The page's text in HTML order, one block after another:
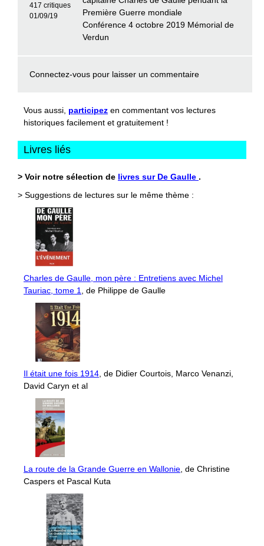
417 critiques
01/09/19
Première Guerre mondiale
Conférence 4 octobre 2019 Mémorial de
Verdun
Connectez-vous pour laisser un commentaire
Vous aussi, participez en commentant vos lectures
historiques facilement et gratuitement !
Livres liés
> Voir notre sélection de livres sur De Gaulle .
> Suggestions de lectures sur le même thème :
Charles de Gaulle, mon père : Entretiens avec Michel
Tauriac, tome 1, de Philippe de Gaulle
Il était une fois 1914, de Didier Courtois, Marco Venanzi,
David Caryn et al
La route de la Grande Guerre en Wallonie, de Christine
Caspers et Pascal Kuta